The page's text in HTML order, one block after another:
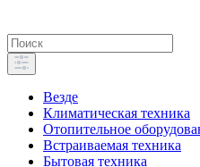
Везде
Климатическая техника
Отопительное
Встраиваемая техника
Бытовая техника